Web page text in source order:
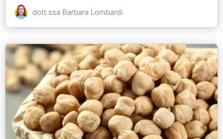
dott.ssa Barbara Lombardi